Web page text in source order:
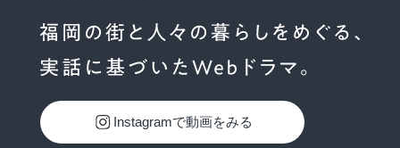
Instagramで動画をみる